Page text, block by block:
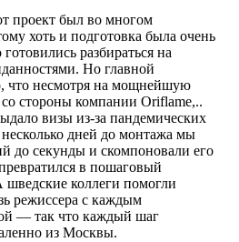
проект был во многом
хоть и подготовка была очень
разбираться на
Но главной
что несмотря на мощнейшую
стороны компании Oriflame,..
визы из-за пандемических
дней до монтажа мы
до секунды и скомпоновали его
в пошаговый
коллеги помогли
режиссера с каждым
— так что каждый шаг
из Москвы.